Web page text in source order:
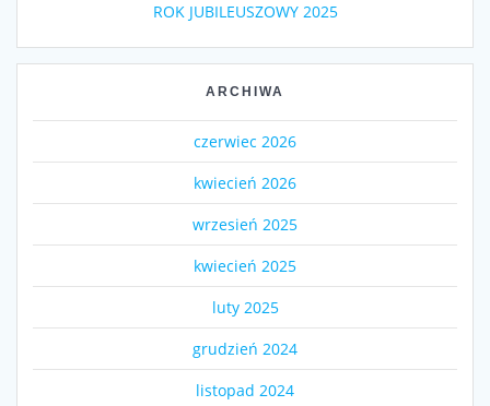
ROK JUBILEUSZOWY 2025
ARCHIWA
czerwiec 2026
kwiecień 2026
wrzesień 2025
kwiecień 2025
luty 2025
grudzień 2024
listopad 2024